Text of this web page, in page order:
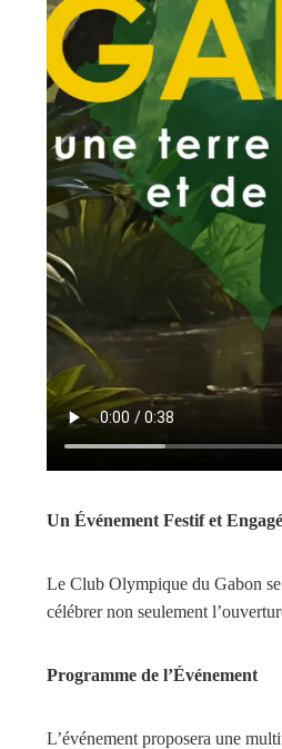
Un Événement Festif et Engagé
Le Club Olympique du Gabon se
célébrer non seulement
Programme de l’Événement
L’événement proposera une